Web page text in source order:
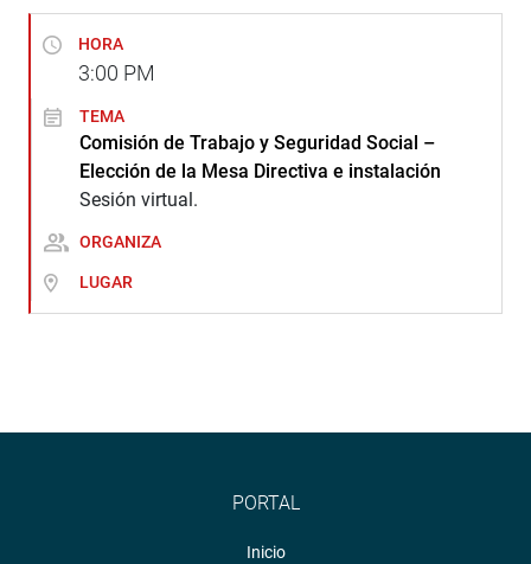
HORA
3:00 PM
TEMA
Comisión de Trabajo y Seguridad Social –
Elección de la Mesa Directiva e instalación
Sesión virtual.
ORGANIZA
LUGAR
PORTAL
Inicio